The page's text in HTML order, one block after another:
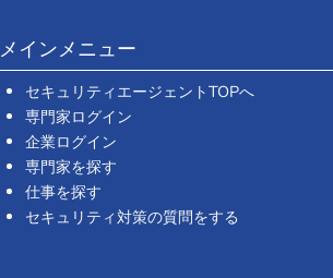
メインメニュー
セキュリティエージェントTOPへ
専門家ログイン
企業ログイン
専門家を探す
仕事を探す
セキュリティ対策の質問をする